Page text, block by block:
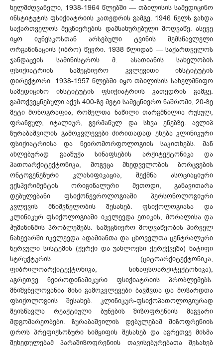
ხელმძღვანელი, 1938-1964 წლებში — თბილისის სამედიცინო
ინსტიტუტის ფსიქიატრიის კათედრის გამგე. 1946 წელს გახდა
საქართველოს მეცნიერების დამსახურებული მოღვაწე. ასევე
იყო იუნესკოსთან არსებული ტვინის შემსწავლელი
ორგანიზაციის (იბრო) წევრი. 1938 წლიდან — საქართველოს
ჯანდაცვის სამინისტროს მ. ასათიანის სახელობის
ფსიქიატრიის სამეცნიერო კვლევითი ინსტიტუტის
დირექტორი. 1938-1957 წლებში იყო თბილისის სახელმწიფო
სამედიცინო ინსტიტუტის ფსიქიატრიის კათედრის გამგე.
გამოქვეყნებული აქვს 400-ზე მეტი სამეცნიერო ნაშრომი, 20-ზე
მეტი მონოგრაფია, რომელთა ნაწილი თარგმნილია რუსულ,
ფრანგულ, იტალიურ, გერმანულ და სხვა ენებზე. ავლიპ
ზურაბაშვილის გამოკვლევები ძირითადად ეხება კლინიკური
ფსიქიატრიისა და ნეირომორფოლოგიის საკითხებს. მან
ახლებურად გააშუქა სინაფსების არქიტექტონიკა და
პათოარქიტექტონიკა, მოგვცა მხედველობის ბორცვების
ონტოგენეზური კლასიფიკაცია, შექმნა ასოციაციური
ექსპერიმენტის ორიგინალური მეთოდი, განავითარა
დებულებანი ფსიქონევროლოგიაში პერსონოლოგიური
კვლევის მნიშვნელობის შესახებ. ფსიქოლოგიასა და
კლინიკურ ფსიქოლოგიაში იკვლევდა ეთიკის, მორალისა და
ჰუმანიზმის პრობლემებს. სამეცნიერო მოღვაწეობის პირველ
ნახევარში იკვლევდა ადამიანთა და ცხოველთა ცენტრალური
ნერვული სისტემის (ქერქი და უახლოესი ქერქქვეშა) ნატიფი
სტრუქტურის (ციტოარქიტექტონიკა,
ფიბრილოარქიტექტონიკა, სინაფსოარქიტექტონიკა),
აგრეთვე ნეიროდინამიკური ფსიქიატრიის პრობლემებს.
მნიშვნელოვანია მისი გამოკვლევები ბავშვთა და მოზარდთა
ფსიქოლოგიის შესახებ. კლინიკურ-ფსიქოპათოლოგიურად
შეისწავლა რეაქტიული ბუნების შიზოფრენიის მაგვარი
მდგომარეობები. ზურაბაშვილის დებულებამ შიზოფრენიის
დროს პრეფიქსოზური სიმყიფის შესახებ და აგრეთვე მისმა
შეხედულებამ პარაშიზოფრენიის თავისებურებათა შესახებ